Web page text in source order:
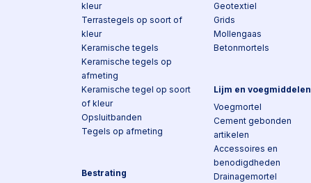
kleur
Terrastegels op soort of
kleur
Keramische tegels
Keramische tegels op
afmeting
Keramische tegel op soort
of kleur
Opsluitbanden
Tegels op afmeting
Bestrating
Geotextiel
Grids
Mollengaas
Betonmortels
Lijm en voegmiddelen
Voegmortel
Cement gebonden
artikelen
Accessoires en
benodigdheden
Drainagemortel